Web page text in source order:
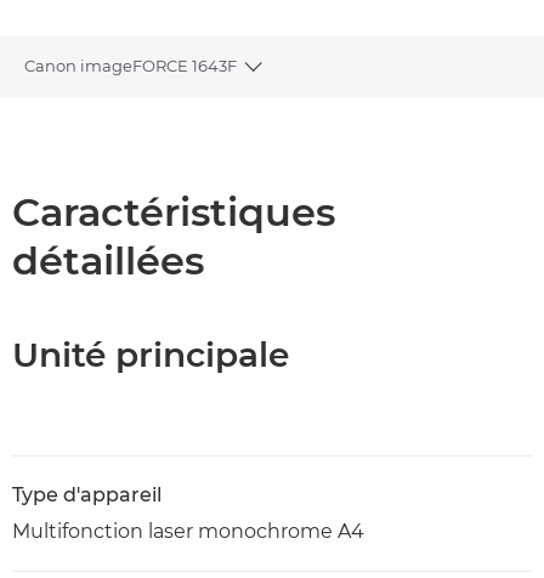
Canon imageFORCE 1643F
Toggle breadcrumbs
Assistance
Caractéristiques
détaillées
Unité principale
Type d'appareil
Multifonction laser monochrome A4